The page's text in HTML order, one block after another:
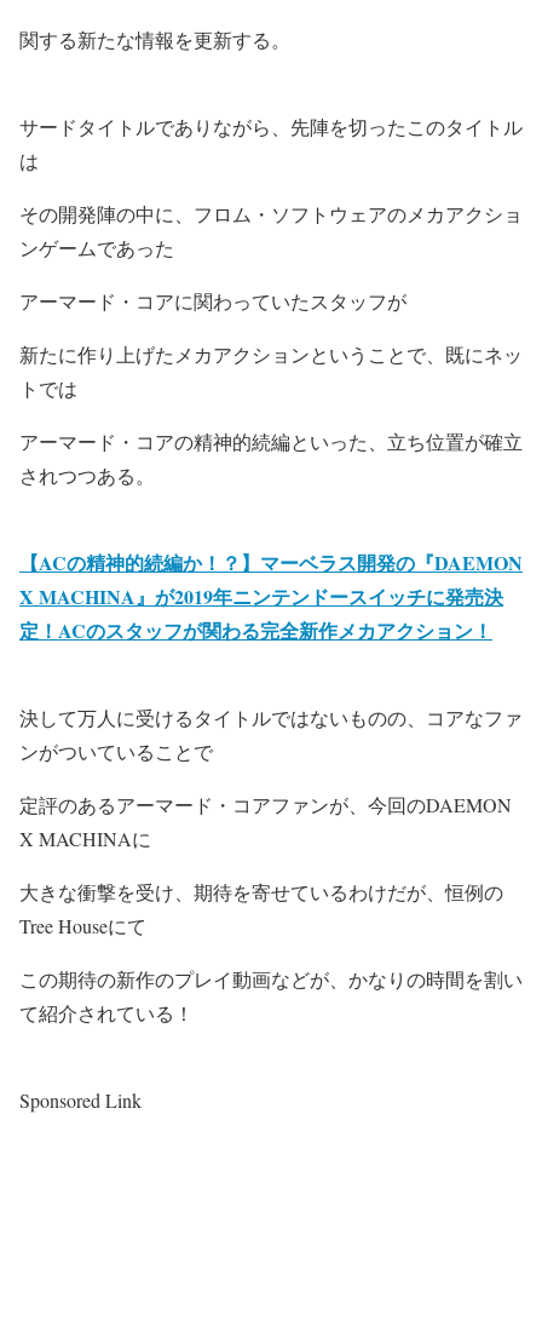
関する新たな情報を更新する。
サードタイトルでありながら、先陣を切ったこのタイトル
は
その開発陣の中に、フロム・ソフトウェアのメカアクショ
ンゲームであった
アーマード・コアに関わっていたスタッフが
新たに作り上げたメカアクションということで、既にネッ
トでは
アーマード・コアの精神的続編といった、立ち位置が確立
されつつある。
【ACの精神的続編か！？】マーベラス開発の『DAEMON
X MACHINA』が2019年ニンテンドースイッチに発売決
定！ACのスタッフが関わる完全新作メカアクション！
決して万人に受けるタイトルではないものの、コアなファ
ンがついていることで
定評のあるアーマード・コアファンが、今回のDAEMON
X MACHINAに
大きな衝撃を受け、期待を寄せているわけだが、恒例の
Tree Houseにて
この期待の新作のプレイ動画などが、かなりの時間を割い
て紹介されている！
Sponsored Link